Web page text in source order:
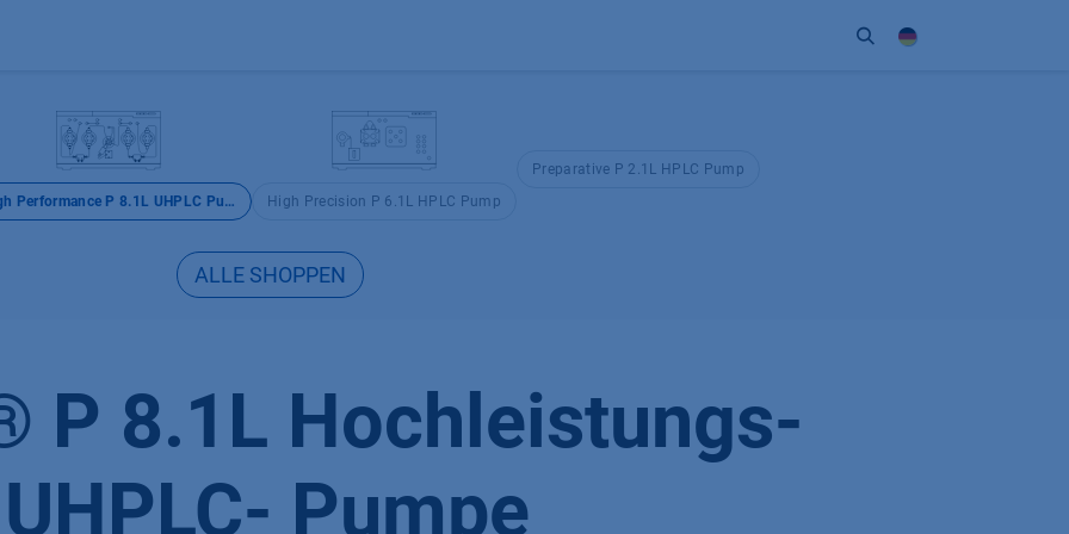
High Performance P 8.1L UHPLC Pump High Precision P 6.1L HPLC Pump
Preparative P 2.1L HPLC Pump
ALLE SHOPPEN
P 8.1L Hochleistungs-
UHPLC- Pumpe